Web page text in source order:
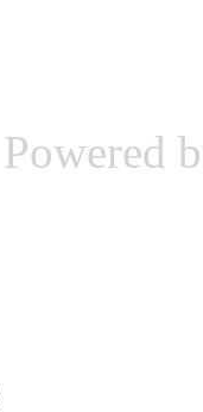
Powered